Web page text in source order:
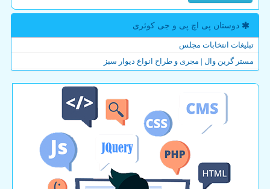
دوستان پی اچ پی و جی كوئری
تبلیغات انتخابات مجلس
مستر گرین وال | مجری و طراح انواع دیوار سبز